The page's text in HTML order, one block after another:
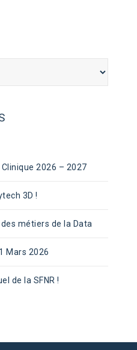
2026 – 2027
3D !
métiers de la Data
Mars 2026
de la SFNR !